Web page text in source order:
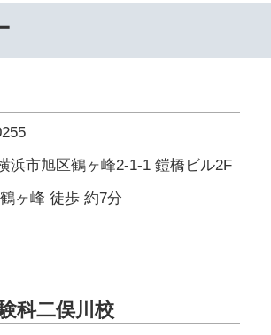
浜市旭区鶴ヶ峰2-1-1 鎧橋ビル2F
ヶ峰 徒歩 約7分
科二俣川校